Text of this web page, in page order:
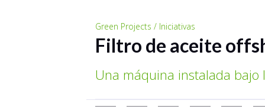
Green Projects / Iniciativas
Filtro de aceite
Una máquina instalada